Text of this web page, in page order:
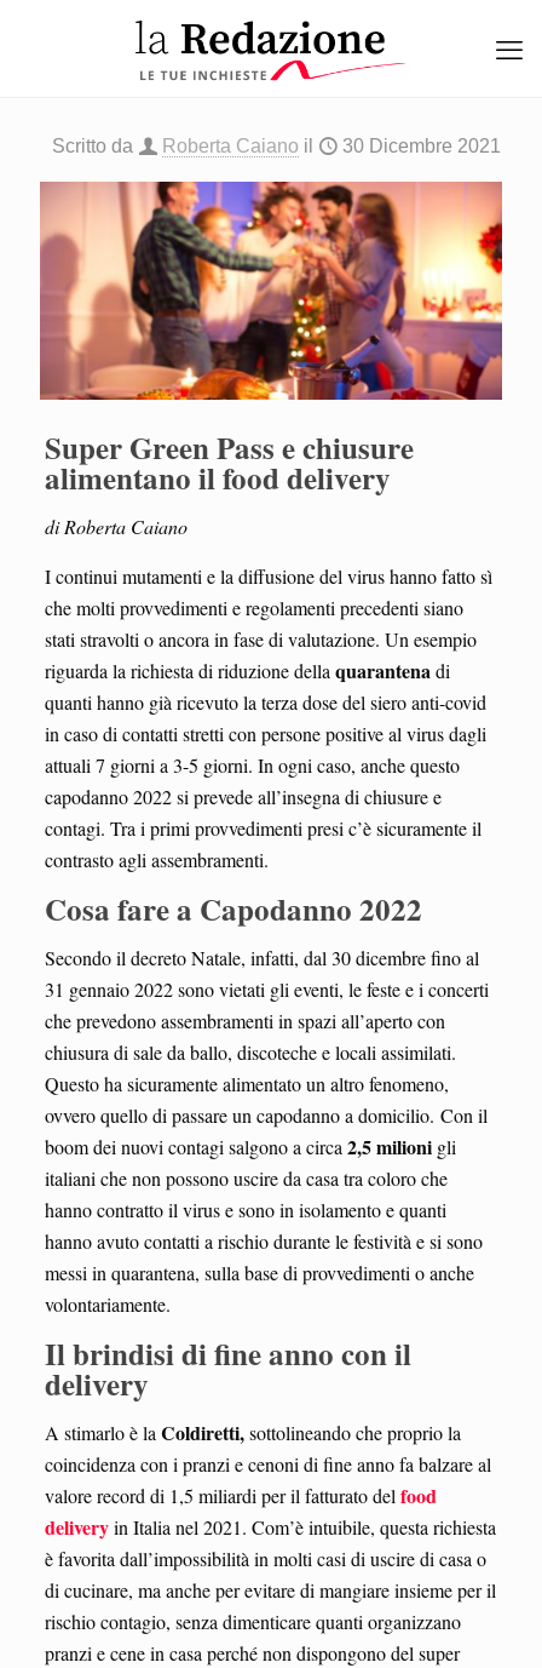
Scritto da Roberta Caiano il 30 Dicembre 2021
Super Green Pass e chiusure
alimentano il food delivery
di Roberta Caiano
I continui mutamenti e la diffusione del virus hanno fatto sì
che molti provvedimenti e regolamenti precedenti siano
stati stravolti o ancora in fase di valutazione. Un esempio
riguarda la richiesta di riduzione dellaquarantenadi
quanti hanno già ricevuto la terza dose del siero anti-covid
in caso di contatti stretti con persone positive al virus dagli
attuali 7 giorni a 3-5 giorni. In ogni caso, anche questo
capodanno 2022 si prevede all’insegna di chiusure e
contagi. Tra i primi provvedimenti presi c’è sicuramente il
contrasto agli assembramenti.
Cosa fare a Capodanno 2022
Secondo il decreto Natale, infatti, dal 30 dicembre fino al
31 gennaio 2022 sono vietati gli eventi, le feste e i concerti
che prevedono assembramenti in spazi all’aperto con
chiusura di sale da ballo, discoteche e locali assimilati.
Questo ha sicuramente alimentato un altro fenomeno,
ovvero quello di passare un capodanno a domicilio. Con il
boom dei nuovi contagi salgono a circa2,5 milionigli
italiani che non possono uscire da casa tra coloro che
hanno contratto il virus e sono in isolamento e quanti
hanno avuto contatti a rischio durante le festività e si sono
messi in quarantena, sulla base di provvedimenti o anche
volontariamente.
Il brindisi di fine anno con il
delivery
A stimarlo è laColdiretti,sottolineando che proprio la
coincidenza con i pranzi e cenoni di fine anno fa balzare al
valore record di 1,5 miliardi per il fatturato delfood
deliveryin Italia nel 2021. Com’è intuibile, questa richiesta
è favorita dall’impossibilità in molti casi di uscire di casa o
di cucinare, ma anche per evitare di mangiare insieme per il
rischio contagio, senza dimenticare quanti organizzano
pranzi e cene in casa perché non dispongono del super